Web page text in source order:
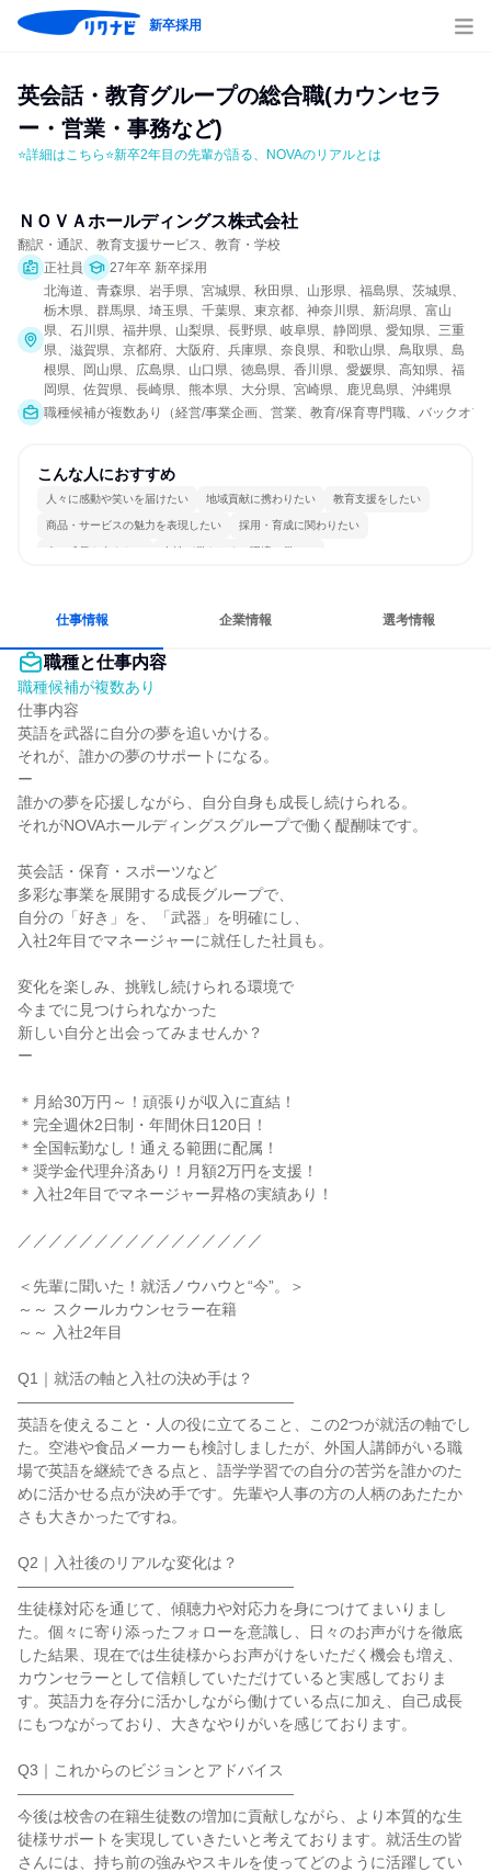
新卒採用
英会話・教育グループの総合職(カウンセラ
ー・営業・事務など)
⭐詳細はこちら⭐新卒2年目の先輩が語る、NOVAのリアルとは
ＮＯＶＡホールディングス株式会社
翻訳・通訳、教育支援サービス、教育・学校
正社員
27年卒 新卒採用
北海道、青森県、岩手県、宮城県、秋田県、山形県、福島県、茨城県、
栃木県、群馬県、埼玉県、千葉県、東京都、神奈川県、新潟県、富山
県、石川県、福井県、山梨県、長野県、岐阜県、静岡県、愛知県、三重
県、滋賀県、京都府、大阪府、兵庫県、奈良県、和歌山県、鳥取県、島
根県、岡山県、広島県、山口県、徳島県、香川県、愛媛県、高知県、福
岡県、佐賀県、長崎県、熊本県、大分県、宮崎県、鹿児島県、沖縄県
職種候補が複数あり（経営/事業企画、営業、教育/保育専門職、バックオ
こんな人におすすめ
人々に感動や笑いを届けたい 地域貢献に携わりたい 教育支援をしたい
商品・サービスの魅力を表現したい 採用・育成に関わりたい
人の成長を支えたい 女性が働きやすい環境で働ける
仕事情報 企業情報 選考情報
職種と仕事内容
職種候補が複数あり
仕事内容
英語を武器に自分の夢を追いかける。
それが、誰かの夢のサポートになる。
ー
誰かの夢を応援しながら、自分自身も成長し続けられる。
それがNOVAホールディングスグループで働く醍醐味です。
英会話・保育・スポーツなど
多彩な事業を展開する成長グループで、
自分の「好き」を、「武器」を明確にし、
入社2年目でマネージャーに就任した社員も。
変化を楽しみ、挑戦し続けられる環境で
今までに見つけられなかった
新しい自分と出会ってみませんか？
ー
＊月給30万円～！頑張りが収入に直結！
＊完全週休2日制・年間休日120日！
＊全国転勤なし！通える範囲に配属！
＊奨学金代理弁済あり！月額2万円を支援！
＊入社2年目でマネージャー昇格の実績あり！
／／／／／／／／／／／／／／／／
＜先輩に聞いた！就活ノウハウと“今”。＞
～～ スクールカウンセラー在籍
～～ 入社2年目
Q1｜就活の軸と入社の決め手は？
――――――――――――――――――
英語を使えること・人の役に立てること、この2つが就活の軸でし
た。空港や食品メーカーも検討しましたが、外国人講師がいる職
場で英語を継続できる点と、語学学習での自分の苦労を誰かのた
めに活かせる点が決め手です。先輩や人事の方の人柄のあたたか
さも大きかったですね。
Q2｜入社後のリアルな変化は？
――――――――――――――――――
生徒様対応を通じて、傾聴力や対応力を身につけてまいりまし
た。個々に寄り添ったフォローを意識し、日々のお声がけを徹底
した結果、現在では生徒様からお声がけをいただく機会も増え、
カウンセラーとして信頼していただけていると実感しておりま
す。英語力を存分に活かしながら働けている点に加え、自己成長
にもつながっており、大きなやりがいを感じております。
Q3｜これからのビジョンとアドバイス
――――――――――――――――――
今後は校舎の在籍生徒数の増加に貢献しながら、より本質的な生
徒様サポートを実現していきたいと考えております。就活生の皆
さんには、持ち前の強みやスキルを使ってどのように活躍してい